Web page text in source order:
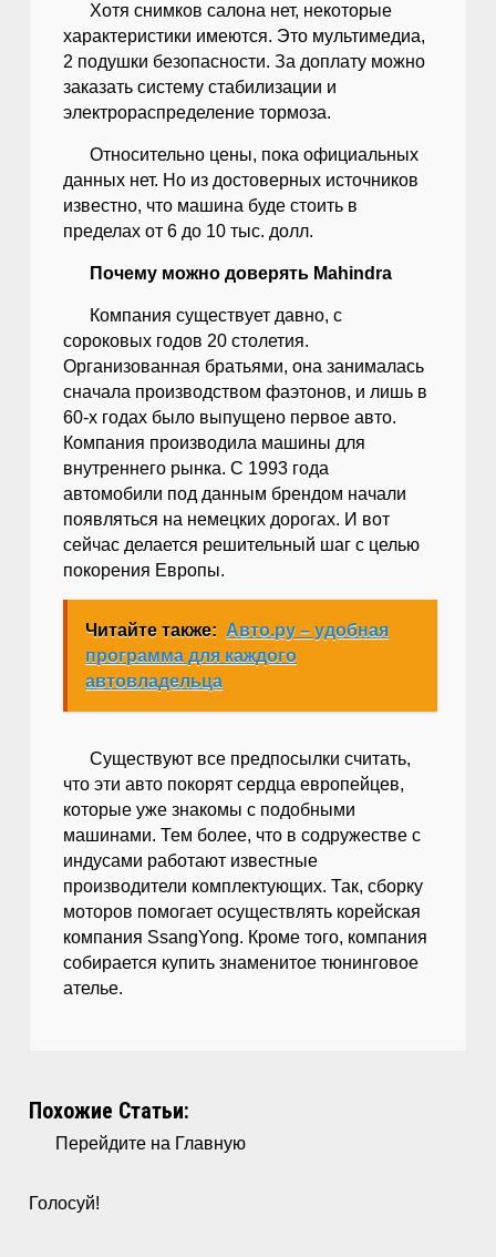
Хотя снимков салона нет, некоторые
характеристики имеются. Это мультимедиа,
2 подушки безопасности. За доплату можно
заказать систему стабилизации и
электрораспределение тормоза.
Относительно цены, пока официальных
данных нет. Но из достоверных источников
известно, что машина буде стоить в
пределах от 6 до 10 тыс. долл.
Почему можно доверять Mahindra
Компания существует давно, с
сороковых годов 20 столетия.
Организованная братьями, она занималась
сначала производством фаэтонов, и лишь в
60-х годах было выпущено первое авто.
Компания производила машины для
внутреннего рынка. С 1993 года
автомобили под данным брендом начали
появляться на немецких дорогах. И вот
сейчас делается решительный шаг с целью
покорения Европы.
Читайте также: Авто.ру – удобная
программа для каждого
автовладельца
Существуют все предпосылки считать,
что эти авто покорят сердца европейцев,
которые уже знакомы с подобными
машинами. Тем более, что в содружестве с
индусами работают известные
производители комплектующих. Так, сборку
моторов помогает осуществлять корейская
компания SsangYong. Кроме того, компания
собирается купить знаменитое тюнинговое
ателье.
Похожие Статьи:
Перейдите на Главную
Голосуй!